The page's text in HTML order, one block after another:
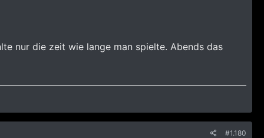
nur die zeit wie lange man spielte. Abends das
#1.180